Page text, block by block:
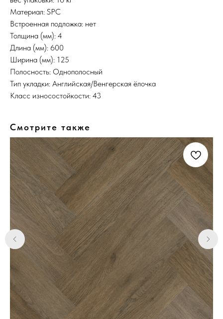
Материал: SPC
Встроенная подложка: нет
Толщина (мм): 4
Длина (мм): 600
Ширина (мм): 125
Полосность: Однополосный
Тип укладки: Английская/Венгерская ёлочка
Класс износостойкости: 43
Смотрите также